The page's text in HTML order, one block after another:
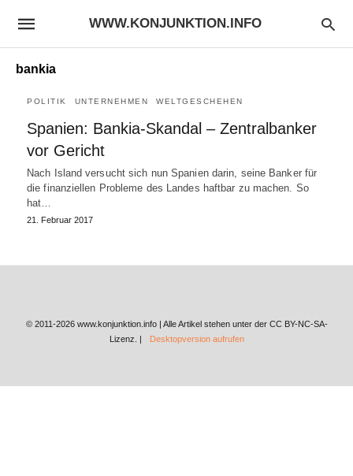
WWW.KONJUNKTION.INFO
bankia
POLITIK UNTERNEHMEN WELTGESCHEHEN
Spanien: Bankia-Skandal – Zentralbanker
vor Gericht
Nach Island versucht sich nun Spanien darin, seine Banker für
die finanziellen Probleme des Landes haftbar zu machen. So
hat…
21. Februar 2017
© 2011-2026 www.konjunktion.info | Alle Artikel stehen unter der CC BY-NC-SA-
Lizenz. |
Desktopversion aufrufen